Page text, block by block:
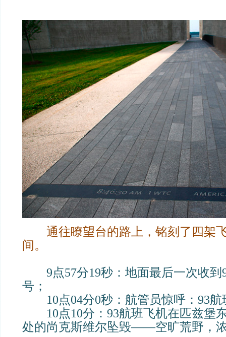
通往瞭望台的路上，铭刻了四架
间。
9点57分19秒：地面最后一次收到
号；
10点04分0秒：航管员惊呼：93航
10点10分：93航班飞机在匹兹堡
处的尚克斯维尔坠毁——空旷荒野，